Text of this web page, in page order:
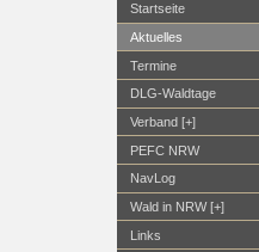
Startseite
Aktuelles
Termine
DLG-Waldtage
Verband [+]
PEFC NRW
NavLog
Wald in NRW [+]
Links